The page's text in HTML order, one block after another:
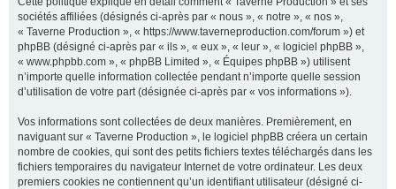
sociétés affiliées (désignés ci-après par « nous », « notre », « nos »,
« Taverne Production », « https://www.taverneproduction.com/forum ») et
phpBB (désigné ci-après par « ils », « eux », « leur », « logiciel phpBB »,
« www.phpbb.com », « phpBB Limited », « Équipes phpBB ») utilisent
n’importe quelle information collectée pendant n’importe quelle session
d’utilisation de votre part (désignée ci-après par « vos informations »).
Vos informations sont collectées de deux manières. Premièrement, en
naviguant sur « Taverne Production », le logiciel phpBB créera un certain
nombre de cookies, qui sont des petits fichiers textes téléchargés dans les
fichiers temporaires du navigateur Internet de votre ordinateur. Les deux
premiers cookies ne contiennent qu’un identifiant utilisateur (désigné ci-